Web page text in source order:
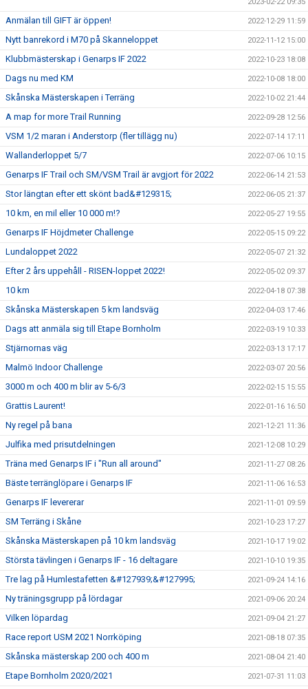
Anmälan till GIFT är öppen! 2022-12-29 11:59
Nytt banrekord i M70 på Skanneloppet 2022-11-12 15:00
Klubbmästerskap i Genarps IF 2022 2022-10-23 18:08
Dags nu med KM 2022-10-08 18:00
Skånska Mästerskapen i Terräng 2022-10-02 21:44
A map for more Trail Running 2022-09-28 12:56
VSM 1/2 maran i Anderstorp (fler tillägg nu) 2022-07-14 17:11
Wallanderloppet 5/7 2022-07-06 10:15
Genarps IF Trail och SM/VSM Trail är avgjort för 2022 2022-06-14 21:53
Stor längtan efter ett skönt bad&#129315; 2022-06-05 21:37
10 km, en mil eller 10 000 m!? 2022-05-27 19:55
Genarps IF Höjdmeter Challenge 2022-05-15 09:22
Lundaloppet 2022 2022-05-07 21:32
Efter 2 års uppehåll - RISEN-loppet 2022! 2022-05-02 09:37
10 km 2022-04-18 07:38
Skånska Mästerskapen 5 km landsväg 2022-04-03 17:46
Dags att anmäla sig till Etape Bornholm 2022-03-19 10:33
Stjärnornas väg 2022-03-13 17:17
Malmö Indoor Challenge 2022-03-07 20:56
3000 m och 400 m blir av 5-6/3 2022-02-15 15:55
Grattis Laurent! 2022-01-16 16:50
Ny regel på bana 2021-12-21 11:36
Julfika med prisutdelningen 2021-12-08 10:29
Träna med Genarps IF i "Run all around" 2021-11-27 08:26
Bäste terränglöpare i Genarps IF 2021-11-06 16:53
Genarps IF levererar 2021-11-01 09:59
SM Terräng i Skåne 2021-10-23 17:27
Skånska Mästerskapen på 10 km landsväg 2021-10-17 19:02
Största tävlingen i Genarps IF - 16 deltagare 2021-10-10 19:35
Tre lag på Humlestafetten &#127939;&#127995; 2021-09-24 14:16
Ny träningsgrupp på lördagar 2021-09-06 20:24
Vilken löpardag 2021-09-04 21:27
Race report USM 2021 Norrköping 2021-08-18 07:35
Skånska mästerskap 200 och 400 m 2021-08-04 21:40
Etape Bornholm 2020/2021 2021-07-31 11:03